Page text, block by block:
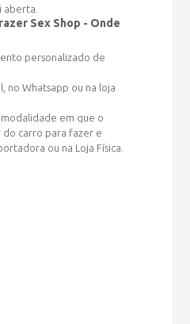
aberta.
Sex Shop - Onde
personalizado de
no Whatsapp ou na loja
em que o
do carro para fazer e
ou na Loja Física.